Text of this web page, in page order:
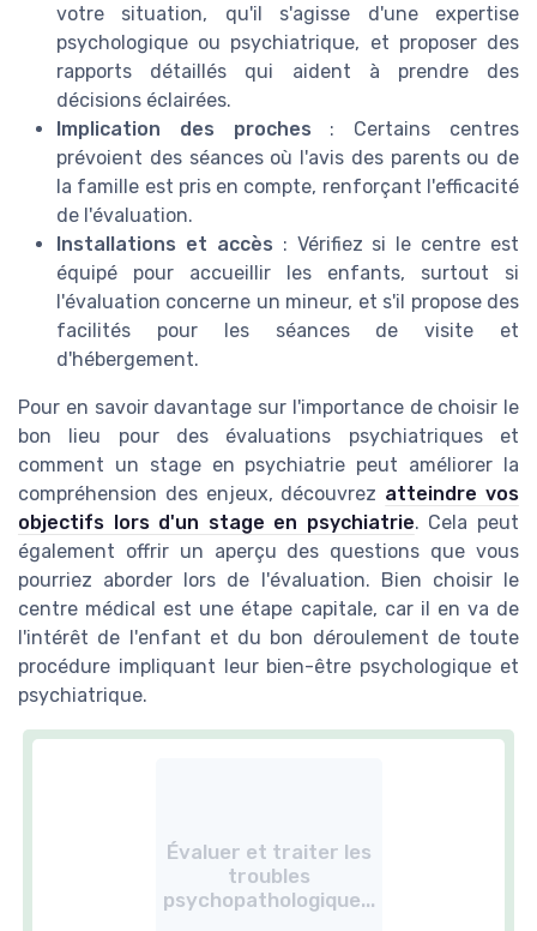
votre situation, qu'il s'agisse d'une expertise
psychologique ou psychiatrique, et proposer des
rapports détaillés qui aident à prendre des
décisions éclairées.
Implication des proches : Certains centres
prévoient des séances où l'avis des parents ou de
la famille est pris en compte, renforçant l'efficacité
de l'évaluation.
Installations et accès : Vérifiez si le centre est
équipé pour accueillir les enfants, surtout si
l'évaluation concerne un mineur, et s'il propose des
facilités pour les séances de visite et
d'hébergement.
Pour en savoir davantage sur l'importance de choisir le
bon lieu pour des évaluations psychiatriques et
comment un stage en psychiatrie peut améliorer la
compréhension des enjeux, découvrez atteindre vos
objectifs lors d'un stage en psychiatrie. Cela peut
également offrir un aperçu des questions que vous
pourriez aborder lors de l'évaluation. Bien choisir le
centre médical est une étape capitale, car il en va de
l'intérêt de l'enfant et du bon déroulement de toute
procédure impliquant leur bien-être psychologique et
psychiatrique.
Évaluer et traiter les
troubles
psychopathologique...